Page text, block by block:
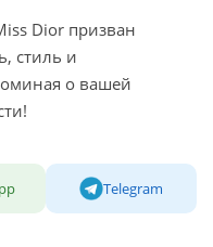
Dior призван
стиль и
о вашей
Telegram